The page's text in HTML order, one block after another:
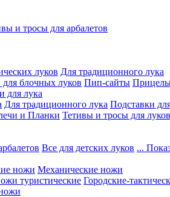
и тросы для арбалетов
луков Для традиционного лука
блочных луков Пип-сайты
для лука
Для традиционного лука Подставки
и Планки Тетивы и тросы для луков
Все для детских луков ...
ножи Механические ножи
туристические Городские-